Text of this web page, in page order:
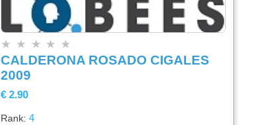
Categorías
×
Alimentación
Lista
De
Items
×
Buscador
×
★ ★ ★ ★ ★
CALDERONA ROSADO CIGALES
2009
€ 2.90
Rank: 4